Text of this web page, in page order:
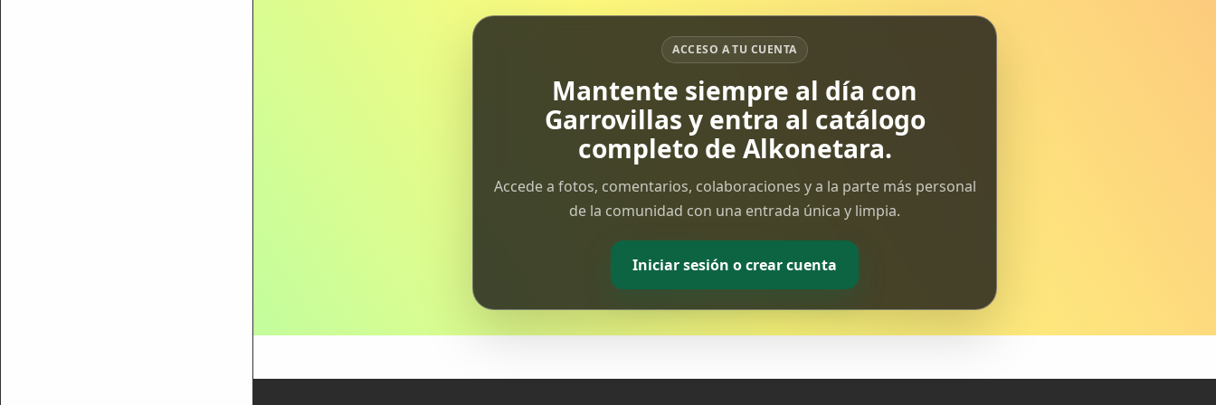
ACCESO A TU CUENTA
Mantente siempre al día con
Garrovillas y entra al catálogo
completo de Alkonetara.
Accede a fotos, comentarios, colaboraciones y a la parte más personal
de la comunidad con una entrada única y limpia.
Iniciar sesión o crear cuenta